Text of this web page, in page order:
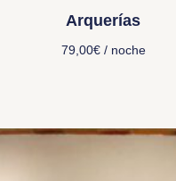
Arquerías
79,00€/ noche